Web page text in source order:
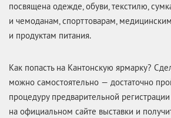
посвящена одежде, обуви, текстилю,
и чемоданам, спорттоварам,
и продуктам питания.
Как попасть на Кантонскую ярмарку?
можно самостоятельно — достаточно
процедуру предварительной регистрации
на официальном сайте выставки и